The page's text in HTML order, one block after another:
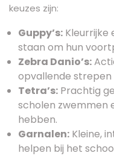
keuzes zijn:
Guppy’s: Kleurrijke
staan om hun
Zebra Danio’s:
opvallende strepen
Tetra’s: Prachtig
scholen zwemmen
hebben.
Garnalen: Kleine,
helpen bij het